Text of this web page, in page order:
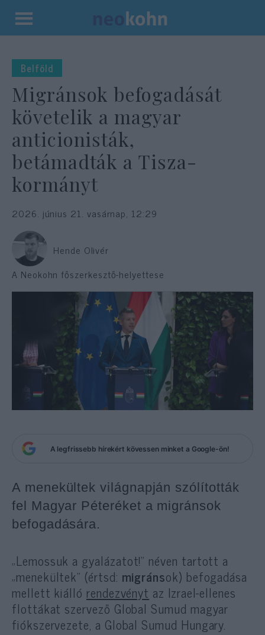
Kilépés
tartalomba
Belföld
Migránsok befogadását
követelik a magyar
anticionisták,
betámadták a Tisza-
kormányt
2026. június 21. vasárnap, 12:29
Hende Olivér
A Neokohn főszerkesztő-helyettese
A legfrissebb hírekért kövessen minket a Google-ön!
A menekültek világnapján szólították
fel Magyar Péteréket a migránsok
befogadására.
„Lemossuk a gyalázatot!” néven tartott a
„menekültek” (értsd: migránsok) befogadása
mellett kiálló rendezvényt az Izrael-ellenes
flottákat szervező Global Sumud magyar
fiókszervezete, a Global Sumud Hungary.